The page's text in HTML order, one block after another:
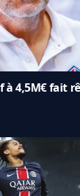
à 4,5M€ fait